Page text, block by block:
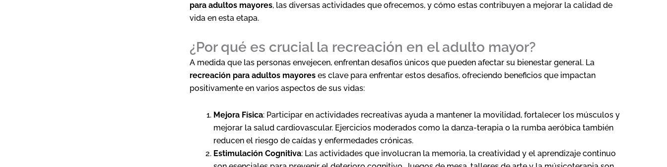
para adultos mayores, las diversas actividades que ofrecemos, y cómo estas contribuyen a mejorar la calidad de
vida en esta etapa.
¿Por qué es crucial la recreación en el adulto mayor?
A medida que las personas envejecen, enfrentan desafíos únicos que pueden afectar su bienestar general. La
recreación para adultos mayores es clave para enfrentar estos desafíos, ofreciendo beneficios que impactan
positivamente en varios aspectos de sus vidas:
Mejora Física: Participar en actividades recreativas ayuda a mantener la movilidad, fortalecer los músculos y
mejorar la salud cardiovascular. Ejercicios moderados como la danza-terapia o la rumba aeróbica también
reducen el riesgo de caídas y enfermedades crónicas.
Estimulación Cognitiva: Las actividades que involucran la memoria, la creatividad y el aprendizaje continuo